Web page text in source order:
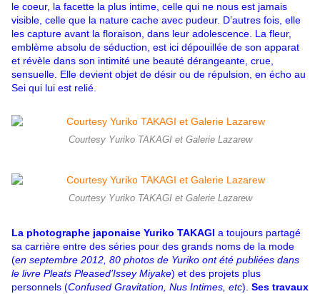
le coeur, la facette la plus intime, celle qui ne nous est jamais
visible, celle que la nature cache avec pudeur. D’autres fois, elle
les capture avant la floraison, dans leur adolescence. La fleur,
emblème absolu de séduction, est ici dépouillée de son apparat
et révèle dans son intimité une beauté dérangeante, crue,
sensuelle. Elle devient objet de désir ou de répulsion, en écho au
Sei qui lui est relié.
Courtesy Yuriko TAKAGI et Galerie Lazarew
Courtesy Yuriko TAKAGI et Galerie Lazarew
La photographe japonaise Yuriko TAKAGI a toujours partagé
sa carrière entre des séries pour des grands noms de la mode
(en septembre 2012, 80 photos de Yuriko ont été publiées dans
le livre Pleats Pleased’Issey Miyake) et des projets plus
personnels (Confused Gravitation, Nus Intimes, etc). Ses travaux